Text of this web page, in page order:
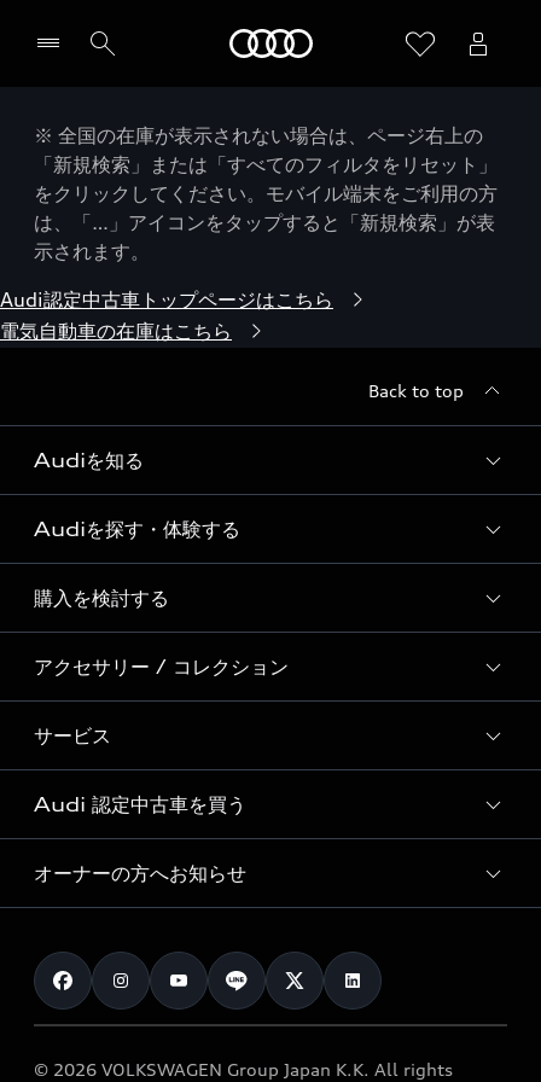
※ 全国の在庫が表示されない場合は、ページ右上の
「新規検索」または「すべてのフィルタをリセット」
をクリックしてください。モバイル端末をご利用の方
は、「…」アイコンをタップすると「新規検索」が表
示されます。
Audi認定中古車トップページはこちら
電気自動車の在庫はこちら
Back to top
Audiを知る
Audi ブランド
Story of Progress
Audi Sport
Formula 1®
デジタルサービス
Audiを探す・体験する
ディーラー検索
新車在庫検索
試乗車・展示車検索
見積り依頼
試乗予約
購入を検討する
モデル一覧
特別仕様モデル / 限定モデル
e-tronラインアップ
価格シミュレーション
車両比較
カタログ一覧
アクセサリー / コレクション
純正アクセサリー
オンラインショップ
Audi collection
アウディナビアプリ
サービス
サービス入庫予約
サービスプログラム
メンテナンス
車検 / 定期点検
e-tronアフターサポート
Audi 認定中古車を買う
Audi認定中古車
クオリティ
保証
メンテナンス
オーナーの方へお知らせ
お知らせ
オーナー様向けキャンペーン
© 2026 VOLKSWAGEN Group Japan K.K. All rights